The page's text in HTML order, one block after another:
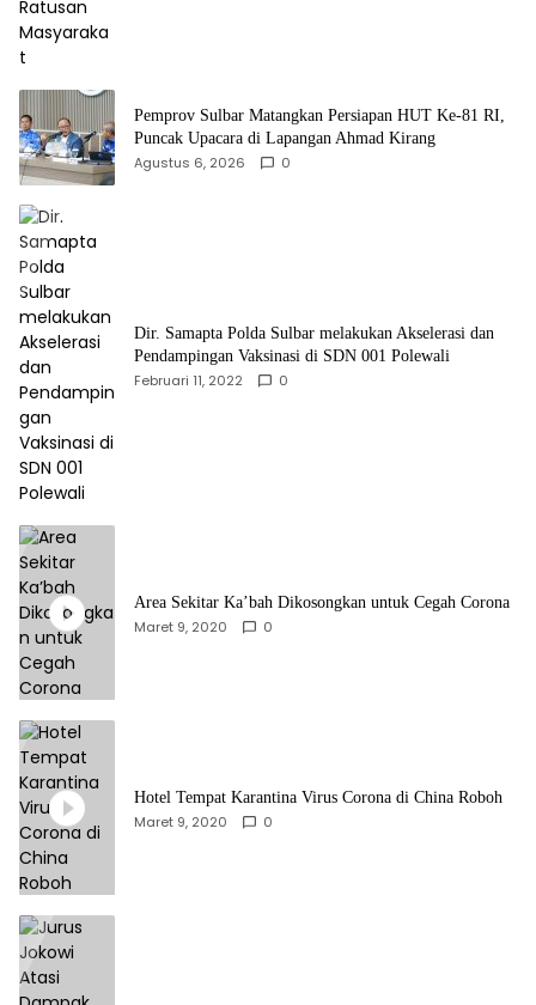
Pemprov Sulbar Matangkan Persiapan HUT Ke-81 RI,
Puncak Upacara di Lapangan Ahmad Kirang
Agustus 6, 2026 0
Dir. Samapta Polda Sulbar melakukan Akselerasi dan
Pendampingan Vaksinasi di SDN 001 Polewali
Februari 11, 2022 0
Area Sekitar Ka’bah Dikosongkan untuk Cegah Corona
Maret 9, 2020 0
Hotel Tempat Karantina Virus Corona di China Roboh
Maret 9, 2020 0